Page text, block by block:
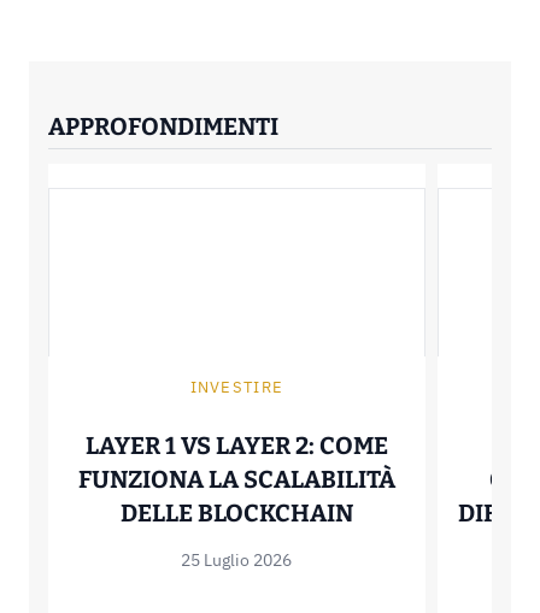
APPROFONDIMENTI
INVESTIRE
LAYER 1 VS LAYER 2: COME
FUNZIONA LA SCALABILITÀ
DELLE BLOCKCHAINLAYER 1 VS
25 Luglio 2026